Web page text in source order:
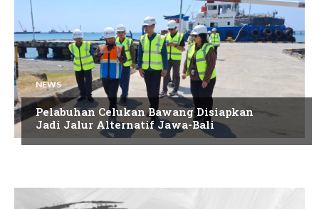
NEWS
Pelabuhan Celukan Bawang Disiapkan
Jadi Jalur Alternatif Jawa-Bali